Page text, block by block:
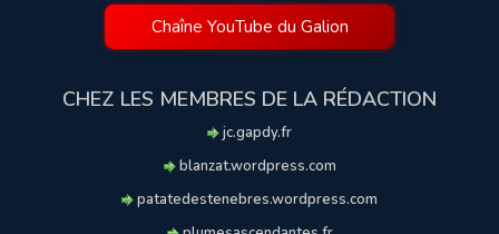
Chaîne YouTube du Galion
CHEZ LES MEMBRES DE LA RÉDACTION
jc.gapdy.fr
blanzat.wordpress.com
patatedestenebres.wordpress.com